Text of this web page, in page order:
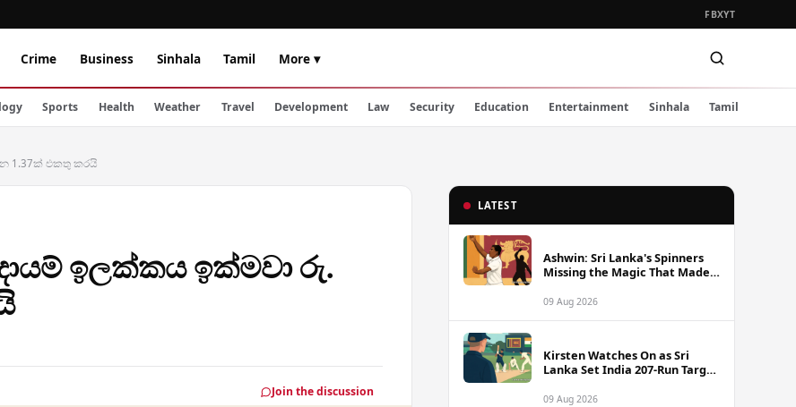
FBXYT
Crime Business Sinhala Tamil More ▾
Sports Health Weather Travel Development Law Security Education Entertainment Sinhala Tamil
1.37ක් එකතු කරයි
ඉලක්කය ඉක්මවා රු.
Join the discussion
LATEST
Ashwin: Sri Lanka's Spinners
Missing the Magic That Made
09 Aug 2026
Kirsten Watches On as Sri
Lanka Set India 207-Run Target
09 Aug 2026